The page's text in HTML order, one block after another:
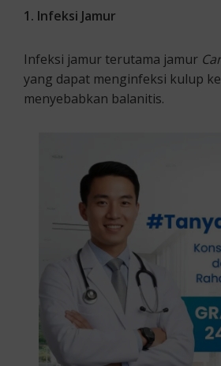
1. Infeksi Jamur
Infeksi jamur terutama jamur
yang dapat menginfeksi kulup
menyebabkan balanitis.